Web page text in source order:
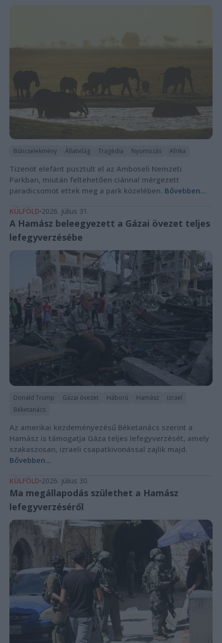
Bűncselekmény Állatvilág Tragédia Nyomozás Afrika
Tizenöt elefánt pusztult el az Amboseli Nemzeti
Parkban, miután feltehetően ciánnal mérgezett
paradicsomot ettek meg a park közelében. Bővebben...
KÜLFÖLD 2026. július 31.
A Hamász beleegyezett a Gázai övezet teljes
lefegyverzésébe
Donald Trump Gázai övezet Háború Hamász
Izrael
Béketanács
Az amerikai kezdeményezésű Béketanács szerint a
Hamász is támogatja Gáza teljes lefegyverzését, amely
szakaszosan, izraeli csapatkivonással zajlik majd.
Bővebben...
KÜLFÖLD 2026. július 30.
Ma megállapodás születhet a Hamász
lefegyverzéséről